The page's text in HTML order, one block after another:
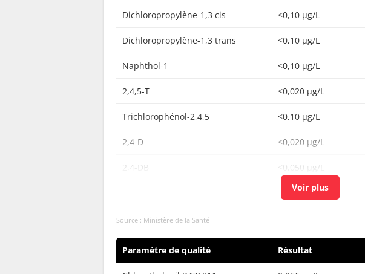
Dichloropropylène-1,3 cis <0,10 µg/L
Dichloropropylène-1,3 trans <0,10 µg/L
Naphthol-1 <0,10 µg/L
2,4,5-T <0,020 µg/L
Trichlorophénol-2,4,5 <0,10 µg/L
2,4-D <0,020 µg/L
2,4-DB <0,050 µg/L
<0,020 µg/L
Atrazine-2-hydroxy
Source : Ministère de la Santé
Paramètre de qualité Résultat